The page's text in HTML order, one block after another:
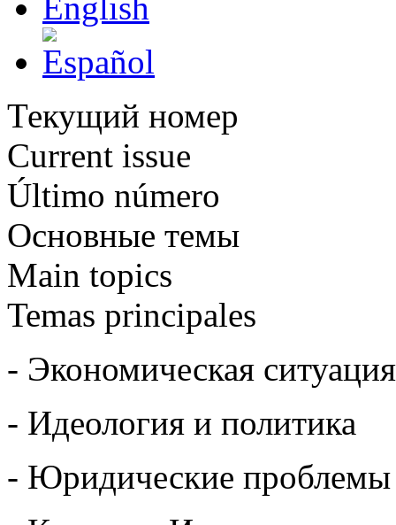
Текущий номер
Current issue
Último número
Основные темы
Main topics
Temas principales
- Экономическая
- Идеология и политика
- Юридические проблемы